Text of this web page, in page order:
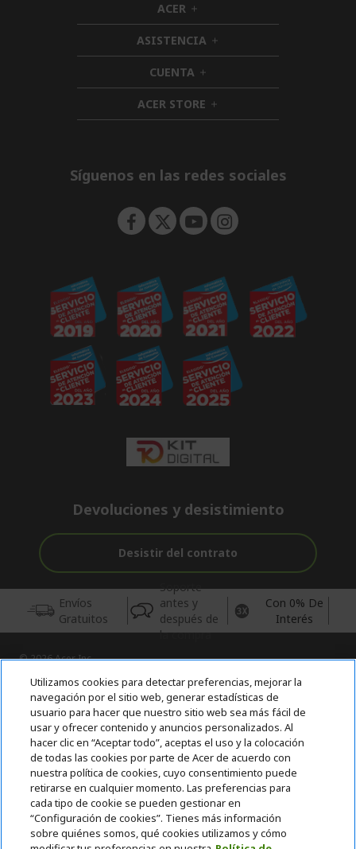
ACER h
i
d
d
e
n
ASISTENCIA h
i
d
e
n
CUENTA h
i
d
d
ACER STORE h
i
e
Síguenos en las redes sociales
Devoluciones y desistimiento
Desistir del contrato
Envíos
Gratuitos
Soporte
antes y
después de
la compra
Con 0% De
Interés
© 2026 Acer Inc.
CPYou BV es el vendedor y distribuidor autorizado de los
productos y servicios ofrecidos en esta tienda.
Incluida la aportación para la gestión de RAEES, según RD.
110/2015, inscrita en el RII-AEE Nº 7573; de pilas y baterías, según
RD. 106/2008, inscrita en el RII-PYA Nº 2180. Adherida a los
sistemas integrales de gestión de ecopilas y ecoembes.
Utilizamos cookies para detectar preferencias, mejorar la
navegación por el sitio web, generar estadísticas de
usuario para hacer que nuestro sitio web sea más fácil de
usar y ofrecer contenido y anuncios personalizados. Al
hacer clic en “Aceptar todo”, aceptas el uso y la colocación
de todas las cookies por parte de Acer de acuerdo con
nuestra política de cookies, cuyo consentimiento puede
retirarse en cualquier momento. Las preferencias para
cada tipo de cookie se pueden gestionar en
“Configuración de cookies”. Tienes más información
sobre quiénes somos, qué cookies utilizamos y cómo